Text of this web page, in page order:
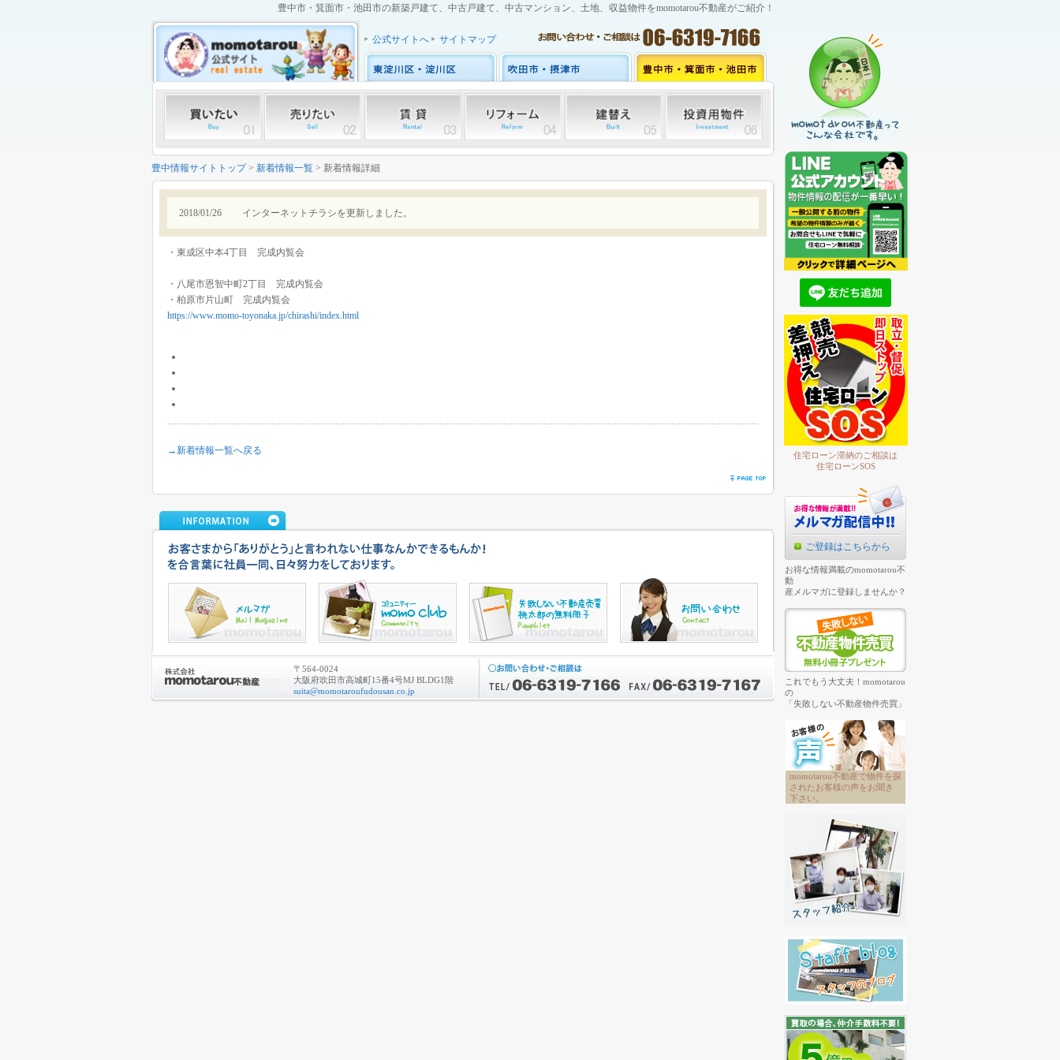
豊中市・箕面市・池田市の新築戸建て、中古戸建て、中古マンション、土地、収益物件をmomotarou不動産がご紹介！
公式サイトへ サイトマップ
豊中情報サイトトップ> 新着情報一覧 > 新着情報詳細
2018/01/26 インターネットチラシを更新しました。
・東成区中本4丁目 完成内覧会
・八尾市恩智中町2丁目 完成内覧会
・柏原市片山町 完成内覧会
https://www.momo-toyonaka.jp/chirashi/index.html
→新着情報一覧へ戻る
〒564-0024
大阪府吹田市高城町15番4号MJ BLDG1階
suita@momotaroufudousan.co.jp
住宅ローン滞納のご相談は
住宅ローンSOS
ご登録はこちらから
お得な情報満載のmomotarou不
動
産メルマガに登録しませんか？
これでもう大丈夫！momotarou
の
「失敗しない不動産物件売買」
momotarou不動産で物件を探
されたお客様の声をお聞き
下さい。